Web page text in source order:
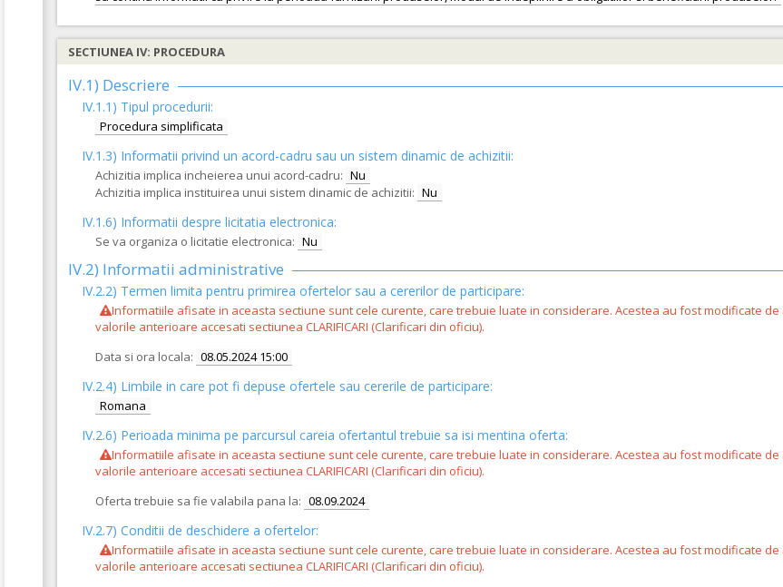
SECTIUNEA IV: PROCEDURA
IV.1) Descriere
IV.1.1) Tipul procedurii:
Procedura simplificata
IV.1.3) Informatii privind un acord-cadru sau un sistem dinamic de achizitii:
Achizitia implica incheierea unui acord-cadru: Nu
Achizitia implica instituirea unui sistem dinamic de achizitii: Nu
IV.1.6) Informatii despre licitatia electronica:
Se va organiza o licitatie electronica: Nu
IV.2) Informatii administrative
IV.2.2) Termen limita pentru primirea ofertelor sau a cererilor de participare:
Informatiile afisate in aceasta sectiune sunt cele curente, care trebuie luate in considerare. Acestea au fost modificate de
valorile anterioare accesati sectiunea CLARIFICARI (Clarificari din oficiu).
Data si ora locala: 08.05.2024 15:00
IV.2.4) Limbile in care pot fi depuse ofertele sau cererile de participare:
Romana
IV.2.6) Perioada minima pe parcursul careia ofertantul trebuie sa isi mentina oferta:
Informatiile afisate in aceasta sectiune sunt cele curente, care trebuie luate in considerare. Acestea au fost modificate de
valorile anterioare accesati sectiunea CLARIFICARI (Clarificari din oficiu).
Oferta trebuie sa fie valabila pana la: 08.09.2024
IV.2.7) Conditii de deschidere a ofertelor:
Informatiile afisate in aceasta sectiune sunt cele curente, care trebuie luate in considerare. Acestea au fost modificate de
valorile anterioare accesati sectiunea CLARIFICARI (Clarificari din oficiu).